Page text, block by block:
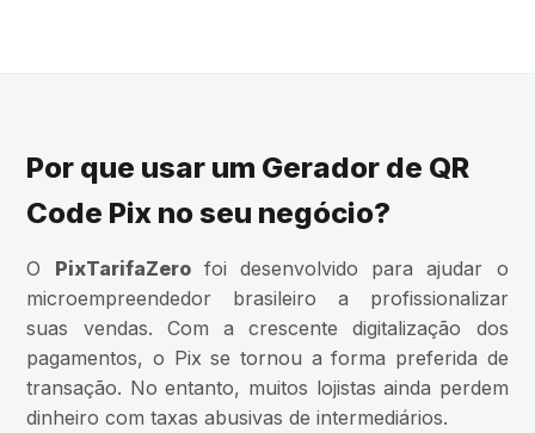
Por que usar um Gerador de QR
Code Pix no seu negócio?
O PixTarifaZerofoi desenvolvido para ajudar o
microempreendedor brasileiro a profissionalizar
suas vendas. Com a crescente digitalização dos
pagamentos, o Pix se tornou a forma preferida de
transação. No entanto, muitos lojistas ainda perdem
dinheiro com taxas abusivas de intermediários.